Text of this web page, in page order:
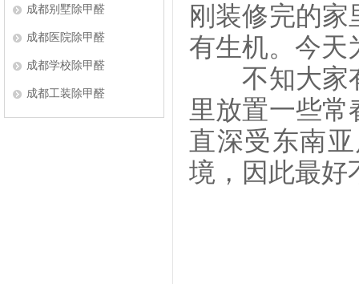
成都别墅除甲醛
成都医院除甲醛
成都学校除甲醛
成都工装除甲醛
刚装修完的
有生机。今天
不知大家有
里放置一些
直深受东南
境，因此最好